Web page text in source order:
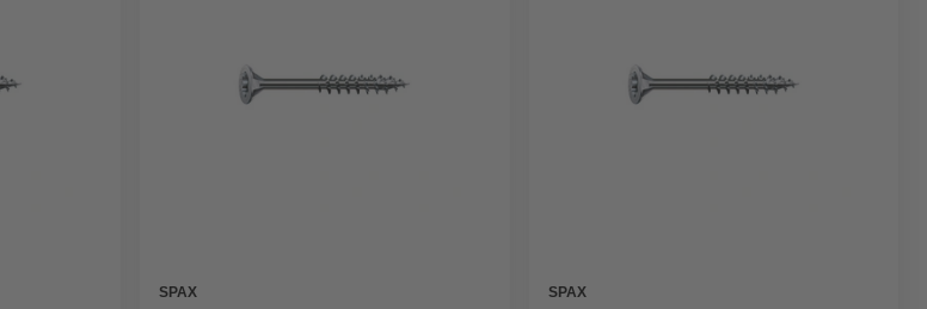
SPAX SPAX